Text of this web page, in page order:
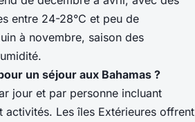
entre 24-28°C et peu de
à novembre, saison des
un séjour aux Bahamas ?
jour et par personne incluant
activités. Les îles Extérieures offrent